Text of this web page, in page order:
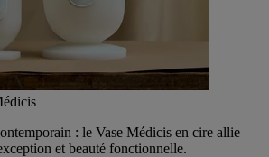
: le Vase Médicis en cire allie
et beauté fonctionnelle.